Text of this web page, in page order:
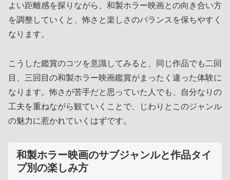
よい距離感を探りながら、和製ホラー映画との向き合い方
を調整していくと、怖さと楽しさのバランスを保ちやすく
なります。
こうした鑑賞のコツを意識してみると、同じ作品でも二回
目、三回目の和製ホラー映画鑑賞がまったく違った体験に
なります。怖さが苦手だと思っていた人でも、自分なりの
工夫を重ねながら観ていくことで、じわりとこのジャンル
の魅力に惹かれていくはずです。
和製ホラー映画のサブジャンルと作品タイ
プ別の楽しみ方